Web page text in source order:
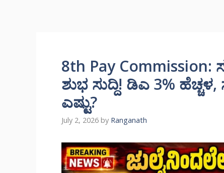
8th Pay Commission:
ಶುಭ ಸುದ್ದಿ! ಡಿಎ 3%
ಎಷ್ಟು?
July 2, 2026 by Ranganath